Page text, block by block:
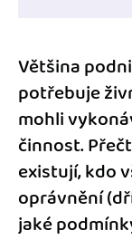
Většina
potřebuje
mohli
činnost.
existují, kdo
oprávnění
jaké